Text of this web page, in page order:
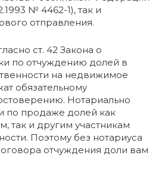
№ 4462-1), так и
отправления.
ст. 42 Закона о
по отчуждению долей в
на недвижимое
обязательному
Нотариально
по продаже долей как
так и другим участникам
Поэтому без нотариуса
отчуждения доли вам